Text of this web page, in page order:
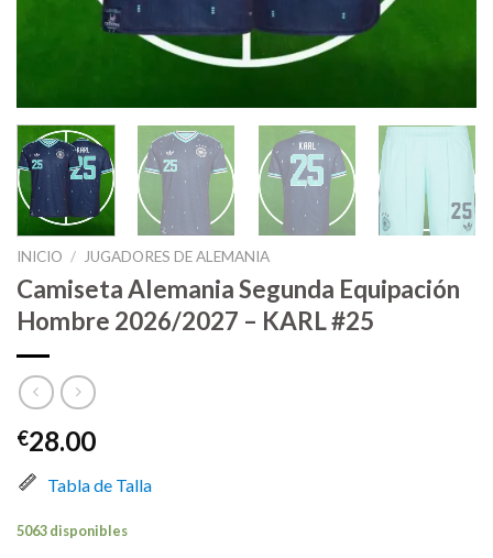
INICIO / JUGADORES DE ALEMANIA
Camiseta Alemania Segunda Equipación
Hombre 2026/2027 – KARL #25
€28.00
Tabla de Talla
5063 disponibles